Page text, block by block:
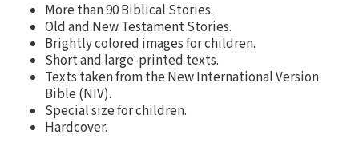
More than 90 Biblical Stories.
Old and New Testament Stories.
Brightly colored images for children.
Short and large-printed texts.
Texts taken from the New International Version
Bible (NIV).
Special size for children.
Hardcover.